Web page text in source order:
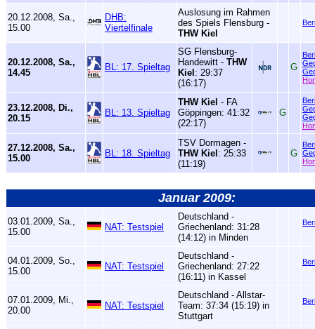
20.12.2008, Sa.,
15.00
DHB:
Viertelfinale
Auslosung im Rahmen
des Spiels Flensburg -
THW Kiel
20.12.2008, Sa.,
14.45
BL: 17. Spieltag
SG Flensburg-
Handewitt - THW
Kiel : 29:37
(16:17)
G
23.12.2008, Di.,
20.15
BL: 13. Spieltag
THW Kiel - FA
Göppingen: 41:32
(22:17)
G
27.12.2008, Sa.,
15.00
BL: 18. Spieltag
TSV Dormagen -
THW Kiel : 25:33
(11:19)
G
Januar 2009:
03.01.2009, Sa.,
15.00
NAT: Testspiel
Deutschland -
Griechenland: 31:28
(14:12) in Minden
04.01.2009, So.,
15.00
NAT: Testspiel
Deutschland -
Griechenland: 27:22
(16:11) in Kassel
07.01.2009, Mi.,
20.00
NAT: Testspiel
Deutschland - Allstar-
Team: 37:34 (15:19) in
Stuttgart